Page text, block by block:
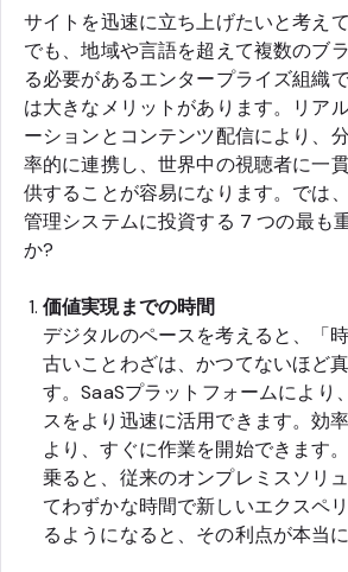
サイトを迅速に立ち上げたいと考え
でも、地域や言語を超えて複数のブ
る必要があるエンタープライズ組織
は大きなメリットがあります。リア
ーションとコンテンツ配信により、
率的に連携し、世界中の視聴者に一
供することが容易になります。では
管理システムに投資する 7 つの最も
か?
価値実現までの時間
デジタルのペースを考えると、「
古いことわざは、かつてないほど
す。SaaSプラットフォームにより
スをより迅速に活用できます。効
より、すぐに作業を開始できます
乗ると、従来のオンプレミスソリ
てわずかな時間で新しいエクスペ
るようになると、その利点が本当